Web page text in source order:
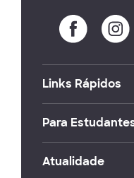
Links Rápidos
Para
Atualidade